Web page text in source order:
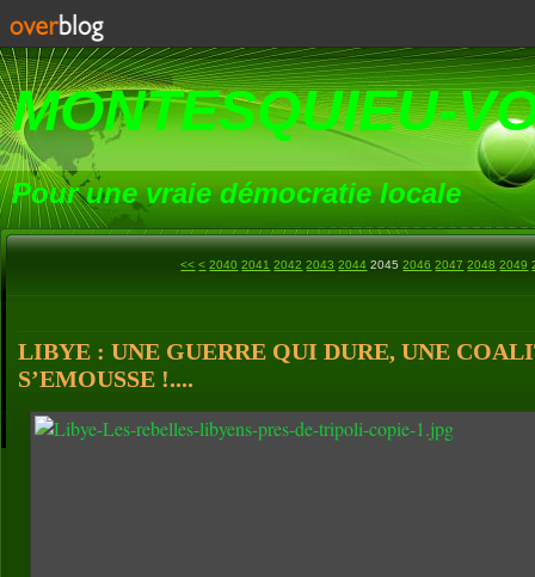
MONTESQUIEU-
Pour une vraie démocratie locale
<< < 2000
2010
2020
2030
2040 2041 2042 2043 2044 2045 2046 2047 2048 2049
LIBYE : UNE GUERRE QUI DURE, UNE
S’EMOUSSE !....